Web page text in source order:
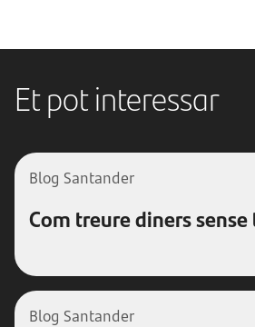
Et pot interessar
Blog Santander
Com treure diners
Blog Santander